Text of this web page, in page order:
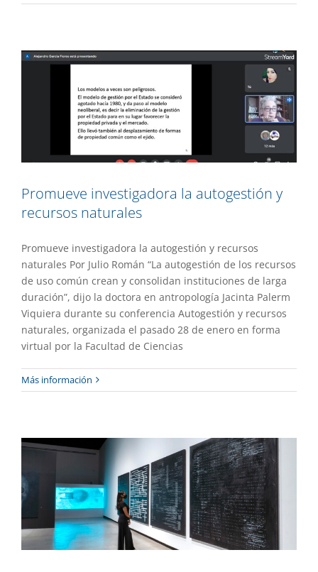
Promueve investigadora la autogestión y
recursos naturales
Promueve investigadora la autogestión y recursos
naturales Por Julio Román “La autogestión de los recursos
de uso común crean y consolidan instituciones de larga
duración”, dijo la doctora en antropología Jacinta Palerm
Viquiera durante su conferencia Autogestión y recursos
naturales, organizada el pasado 28 de enero en forma
virtual por la Facultad de Ciencias
Más información
Exposición SKULL SARS-CoV-2 / VIRU$